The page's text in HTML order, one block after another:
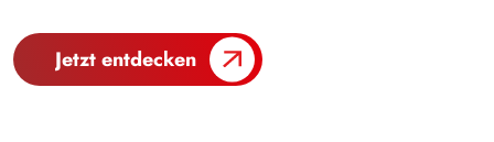
Jetzt entdecken